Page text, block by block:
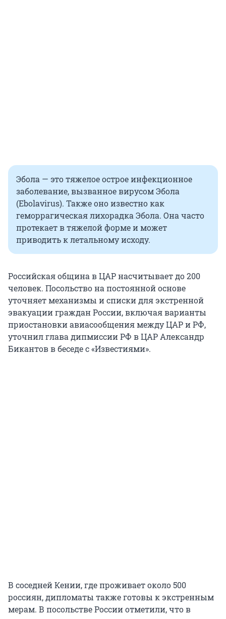
Эбола — это тяжелое острое инфекционное
заболевание, вызванное вирусом Эбола
(Ebolavirus). Также оно известно как
геморрагическая лихорадка Эбола. Она часто
протекает в тяжелой форме и может
приводить к летальному исходу.
Российская община в ЦАР насчитывает до 200
человек. Посольство на постоянной основе
уточняет механизмы и списки для экстренной
эвакуации граждан России, включая варианты
приостановки авиасообщения между ЦАР и РФ,
уточнил глава дипмиссии РФ в ЦАР Александр
Бикантов в беседе с «Известиями».
В соседней Кении, где проживает около 500
россиян, дипломаты также готовы к экстренным
мерам. В посольстве России отметили, что в